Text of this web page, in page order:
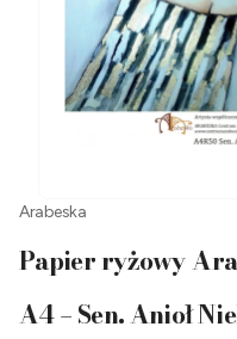
Arabeska
Papier ryżowy
A4 – Sen. Anioł